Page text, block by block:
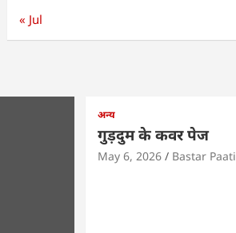
« Jul
अन्य
गुड़दुम के कवर पेज
May 6, 2026 Bastar Paati